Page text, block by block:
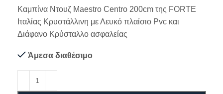
Καμπίνα Nτουζ Maestro Centro 200cm της FORTE
Ιταλίας Κρυστάλλινη με Λευκό πλαίσιο Pvc και
Διάφανο Κρύσταλλο ασφαλείας
Άμεσα διαθέσιμο